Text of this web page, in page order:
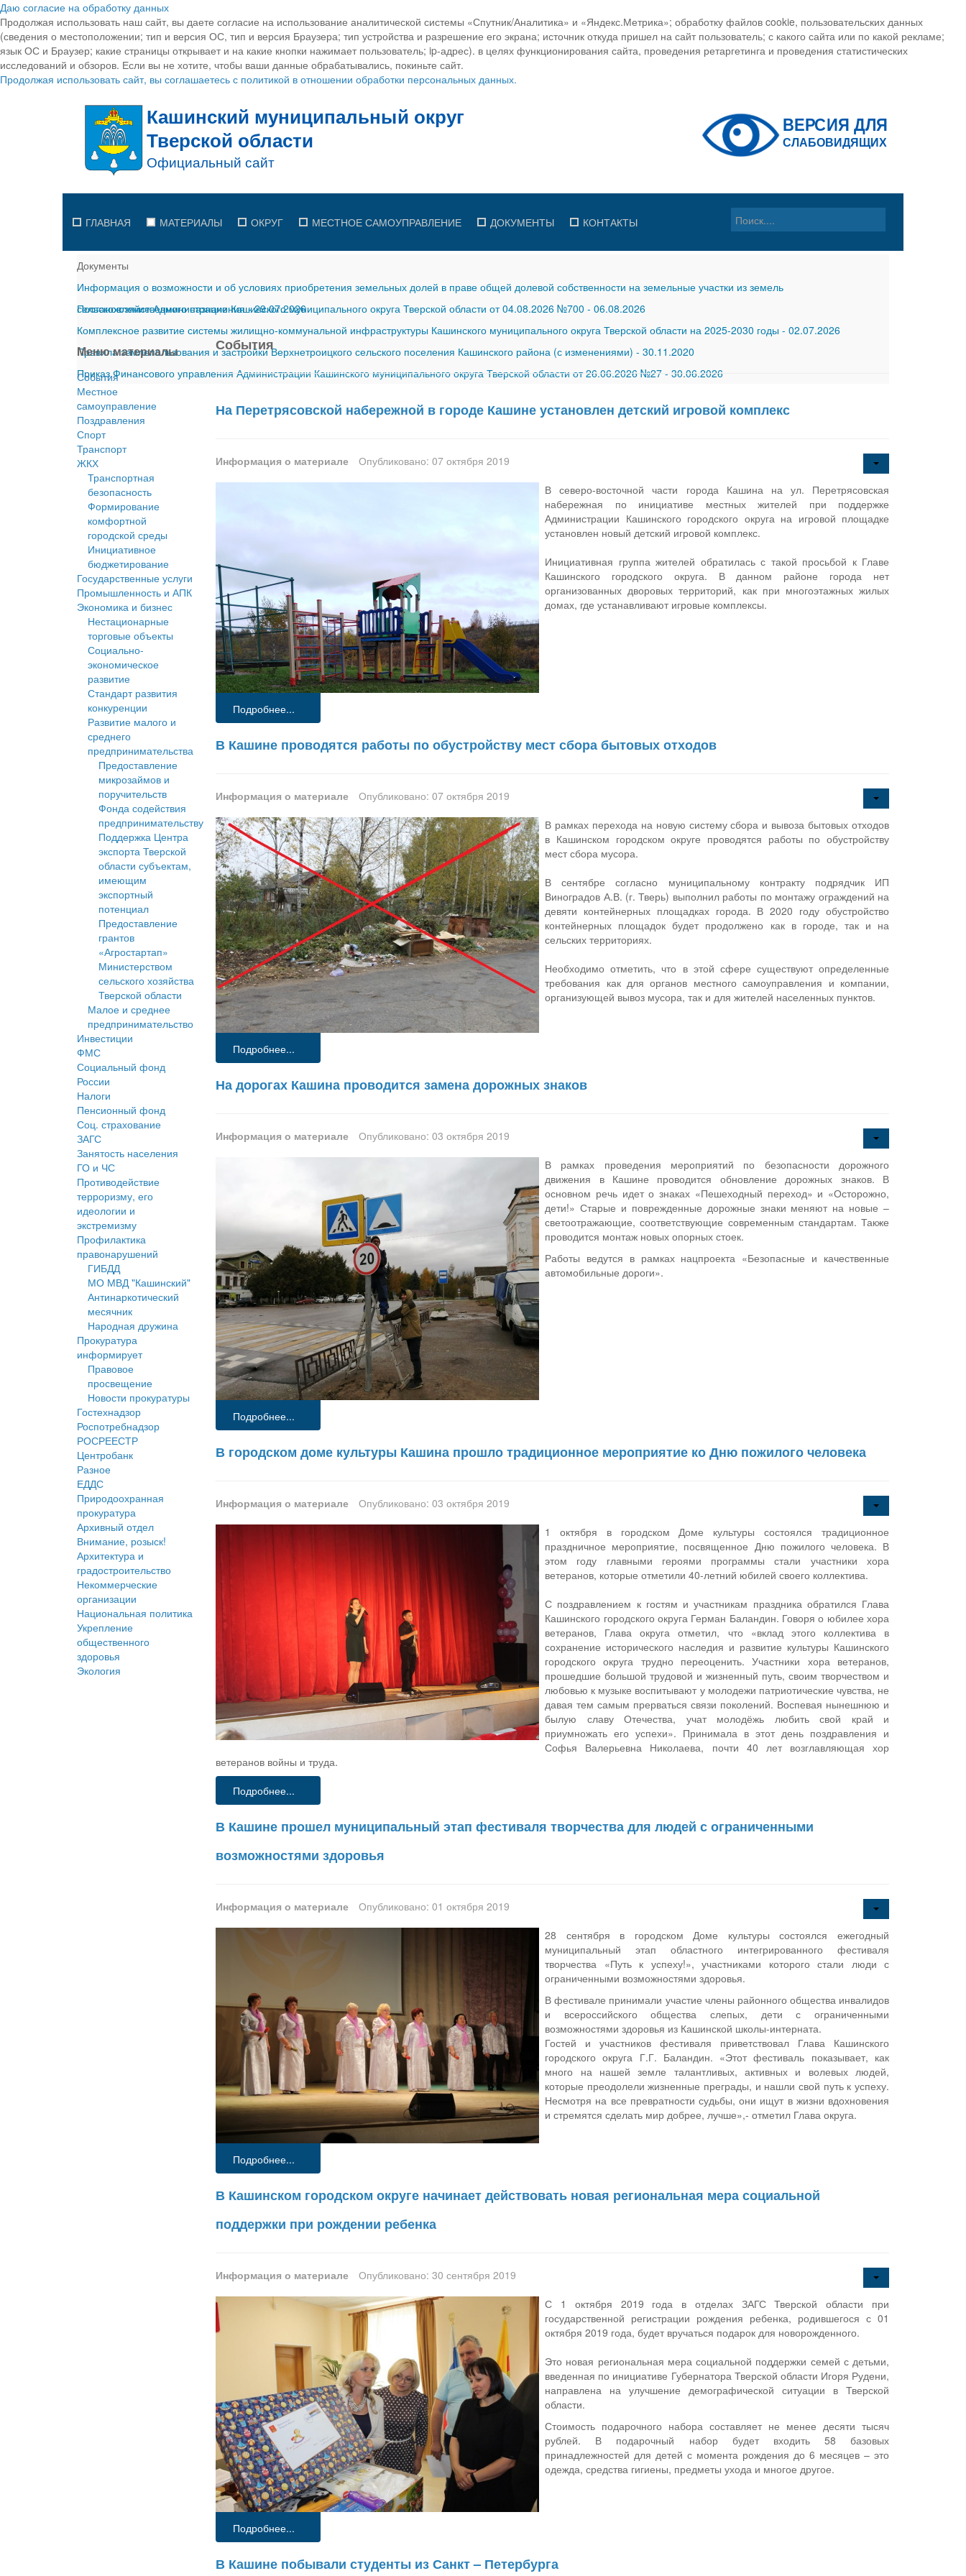
Даю согласие на обработку данных
Продолжая использовать наш сайт, вы даете согласие на использование аналитической системы «Спутник/Аналитика» и «Яндекс.Метрика»; обработку файлов cookie, пользовательских данных
(сведения о местоположении; тип и версия ОС, тип и версия Браузера; тип устройства и разрешение его экрана; источник откуда пришел на сайт пользователь; с какого сайта или по какой рекламе;
язык ОС и Браузер; какие страницы открывает и на какие кнопки нажимает пользователь; ip-адрес). в целях функционирования сайта, проведения ретаргетинга и проведения статистических
исследований и обзоров. Если вы не хотите, чтобы ваши данные обрабатывались, покиньте сайт.
Продолжая использовать сайт, вы соглашаетесь с политикой в отношении обработки персональных данных.
ГЛАВНАЯ МАТЕРИАЛЫ ОКРУГ МЕСТНОЕ САМОУПРАВЛЕНИЕ ДОКУМЕНТЫ КОНТАКТЫ
Документы
Информация о возможности и об условиях приобретения земельных долей в праве общей долевой собственности на земельные участки из земель
сельскохозяйственного назначения-29.07.2026
Постановление Администрации Кашинского муниципального округа Тверской области от 04.08.2026 №700 - 06.08.2026
Комплексное развитие системы жилищно-коммунальной инфраструктуры Кашинского муниципального округа Тверской области на 2025-2030 годы - 02.07.2026
Правила землепользования и застройки Верхнетроицкого сельского поселения Кашинского района (с изменениями) - 30.11.2020
Приказ Финансового управления Администрации Кашинского муниципального округа Тверской области от 26.06.2026 №27 - 30.06.2026
Меню материалы
События
Местное
cамоуправление
Поздравления
Спорт
Транспорт
ЖКХ
Транспортная
безопасность
Формирование
комфортной
городской среды
Инициативное
бюджетирование
Государственные услуги
Промышленность и АПК
Экономика и бизнес
Нестационарные
торговые объекты
Социально-
экономическое
развитие
Стандарт развития
конкуренции
Развитие малого и
среднего
предпринимательства
Предоставление
микрозаймов и
поручительств
Фонда содействия
предпринимательству
Поддержка Центра
экспорта Тверской
области субъектам,
имеющим
экспортный
потенциал
Предоставление
грантов
«Агростартап»
Министерством
сельского хозяйства
Тверской области
Малое и среднее
предпринимательство
Инвестиции
ФМС
Социальный фонд
России
Налоги
Пенсионный фонд
Соц. страхование
ЗАГС
Занятость населения
ГО и ЧС
Противодействие
терроризму, его
идеологии и
экстремизму
Профилактика
правонарушений
ГИБДД
МО МВД "Кашинский"
Антинаркотический
месячник
Народная дружина
Прокуратура
информирует
Правовое
просвещение
Новости прокуратуры
Гостехнадзор
Роспотребнадзор
РОСРЕЕСТР
Центробанк
Разное
ЕДДС
Природоохранная
прокуратура
Архивный отдел
Внимание, розыск!
Архитектура и
градостроительство
Некоммерческие
организации
Национальная политика
Укрепление
общественного
здоровья
Экология
События
На Перетрясовской набережной в городе Кашине установлен детский игровой комплекс
Информация о материале
Опубликовано: 07 октября 2019
В северо-восточной части города Кашина на ул. Перетрясовская
набережная по инициативе местных жителей при поддержке
Администрации Кашинского городского округа на игровой площадке
установлен новый детский игровой комплекс.
Инициативная группа жителей обратилась с такой просьбой к Главе
Кашинского городского округа. В данном районе города нет
организованных дворовых территорий, как при многоэтажных жилых
домах, где устанавливают игровые комплексы.
Подробнее...
В Кашине проводятся работы по обустройству мест сбора бытовых отходов
Информация о материале
Опубликовано: 07 октября 2019
В рамках перехода на новую систему сбора и вывоза бытовых отходов
в Кашинском городском округе проводятся работы по обустройству
мест сбора мусора.
В сентябре согласно муниципальному контракту подрядчик ИП
Виноградов А.В. (г. Тверь) выполнил работы по монтажу ограждений на
девяти контейнерных площадках города. В 2020 году обустройство
контейнерных площадок будет продолжено как в городе, так и на
сельских территориях.
Необходимо отметить, что в этой сфере существуют определенные
требования как для органов местного самоуправления и компании,
организующей вывоз мусора, так и для жителей населенных пунктов.
Подробнее...
На дорогах Кашина проводится замена дорожных знаков
Информация о материале
Опубликовано: 03 октября 2019
В рамках проведения мероприятий по безопасности дорожного
движения в Кашине проводится обновление дорожных знаков. В
основном речь идет о знаках «Пешеходный переход» и «Осторожно,
дети!» Старые и поврежденные дорожные знаки меняют на новые –
светоотражающие, соответствующие современным стандартам. Также
проводится монтаж новых опорных стоек.
Работы ведутся в рамках нацпроекта «Безопасные и качественные
автомобильные дороги».
Подробнее...
В городском доме культуры Кашина прошло традиционное мероприятие ко Дню пожилого человека
Информация о материале
Опубликовано: 03 октября 2019
1 октября в городском Доме культуры состоялся традиционное
праздничное мероприятие, посвященное Дню пожилого человека. В
этом году главными героями программы стали участники хора
ветеранов, которые отметили 40-летний юбилей своего коллектива.
С поздравлением к гостям и участникам праздника обратился Глава
Кашинского городского округа Герман Баландин. Говоря о юбилее хора
ветеранов, Глава округа отметил, что «вклад этого коллектива в
сохранение исторического наследия и развитие культуры Кашинского
городского округа трудно переоценить. Участники хора ветеранов,
прошедшие большой трудовой и жизненный путь, своим творчеством и
любовью к музыке воспитывают у молодежи патриотические чувства, не
давая тем самым прерваться связи поколений. Воспевая нынешнюю и
былую славу Отечества, учат молодёжь любить свой край и
приумножать его успехи». Принимала в этот день поздравления и
Софья Валерьевна Николаева, почти 40 лет возглавляющая хор
ветеранов войны и труда.
Подробнее...
В Кашине прошел муниципальный этап фестиваля творчества для людей с ограниченными
возможностями здоровья
Информация о материале
Опубликовано: 01 октября 2019
28 сентября в городском Доме культуры состоялся ежегодный
муниципальный этап областного интегрированного фестиваля
творчества «Путь к успеху!», участниками которого стали люди с
ограниченными возможностями здоровья.
В фестивале принимали участие члены районного общества инвалидов
и всероссийского общества слепых, дети с ограниченными
возможностями здоровья из Кашинской школы-интерната.
Гостей и участников фестиваля приветствовал Глава Кашинского
городского округа Г.Г. Баландин. «Этот фестиваль показывает, как
много на нашей земле талантливых, активных и волевых людей,
которые преодолели жизненные преграды, и нашли свой путь к успеху.
Несмотря на все превратности судьбы, они ищут в жизни вдохновения
и стремятся сделать мир добрее, лучше»,- отметил Глава округа.
Подробнее...
В Кашинском городском округе начинает действовать новая региональная мера социальной
поддержки при рождении ребенка
Информация о материале
Опубликовано: 30 сентября 2019
С 1 октября 2019 года в отделах ЗАГС Тверской области при
государственной регистрации рождения ребенка, родившегося с 01
октября 2019 года, будет вручаться подарок для новорожденного.
Это новая региональная мера социальной поддержки семей с детьми,
введенная по инициативе Губернатора Тверской области Игоря Рудени,
направлена на улучшение демографической ситуации в Тверской
области.
Стоимость подарочного набора составляет не менее десяти тысяч
рублей. В подарочный набор будет входить 58 базовых
принадлежностей для детей с момента рождения до 6 месяцев – это
одежда, средства гигиены, предметы ухода и многое другое.
Подробнее...
В Кашине побывали студенты из Санкт – Петербурга